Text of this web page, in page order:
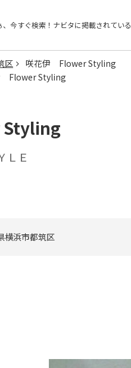
、今すぐ検索！ ナビタに掲載されている
区
咲花伊 Flower Styling
Flower Styling
ＬＥ
横浜市都筑区